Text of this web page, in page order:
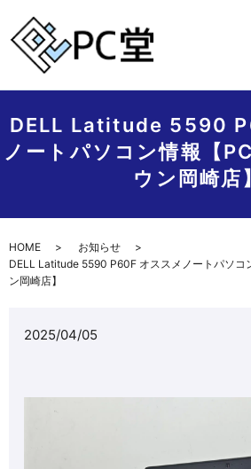
DELL Latitude 5590
ノートパソコン情報【
ウン岡崎店
HOME
お知らせ
DELL Latitude 5590 P60F オススメノートパソコ
ン岡崎店】
2025/04/05